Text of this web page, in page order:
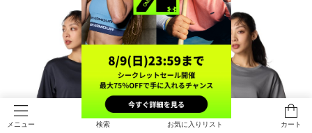
メニュー 検索 お気に入りリスト カート